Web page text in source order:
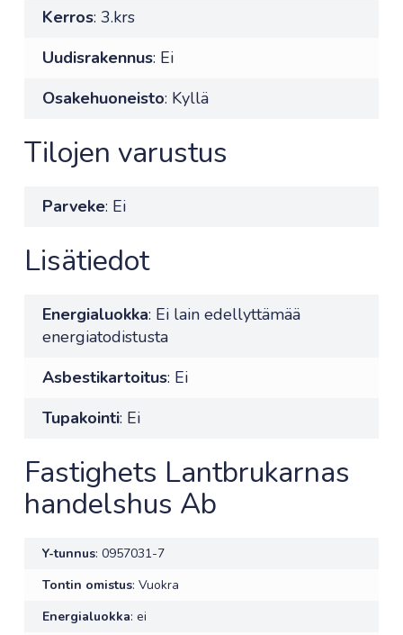
Kerros: 3.krs
Uudisrakennus: Ei
Osakehuoneisto: Kyllä
Tilojen varustus
Parveke: Ei
Lisätiedot
Energialuokka: Ei lain edellyttämää
energiatodistusta
Asbestikartoitus: Ei
Tupakointi: Ei
Fastighets Lantbrukarnas
handelshus Ab
Y-tunnus: 0957031-7
Tontin omistus: Vuokra
Energialuokka: ei